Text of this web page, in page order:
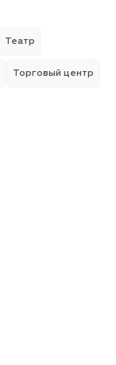
Театр
Торговый центр